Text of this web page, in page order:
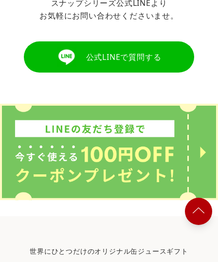
スナップシリーズ公式LINEより
お気軽にお問い合わせくださいませ。
公式LINEで質問する
世界にひとつだけのオリジナル缶ジュースギフト